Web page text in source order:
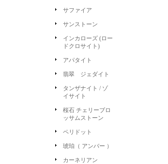
サファイア
サンストーン
インカローズ (ロー
ドクロサイト)
アパタイト
翡翠 ジェダイト
タンザナイト / ゾ
イサイト
桜石 チェリーブロ
ッサムストーン
ペリドット
琥珀（ アンバー ）
カーネリアン